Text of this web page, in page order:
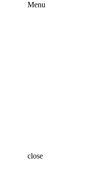
Menu
close